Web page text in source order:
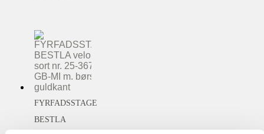
FYRFADSSTAGE
BESTLA